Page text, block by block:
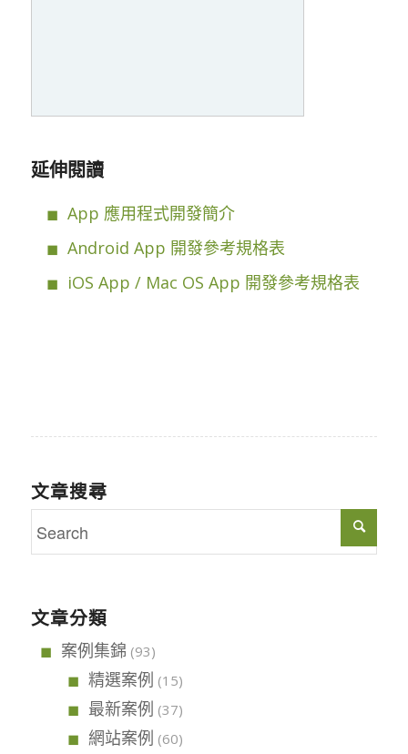
延伸閱讀
App 應用程式開發簡介
Android App 開發參考規格表
iOS App / Mac OS App 開發參考規格表
文章搜尋
文章分類
案例集錦 (93)
精選案例 (15)
最新案例 (37)
網站案例 (60)